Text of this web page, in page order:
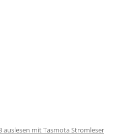
auslesen mit Tasmota Stromleser